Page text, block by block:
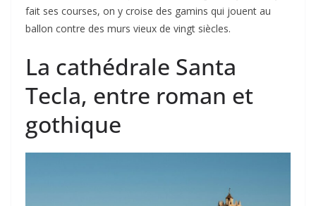
fait ses courses, on y croise des gamins qui jouent au
ballon contre des murs vieux de vingt siècles.
La cathédrale Santa
Tecla, entre roman et
gothique